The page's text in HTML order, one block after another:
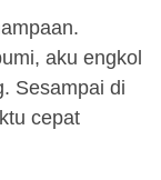
aku engkol
Sesampai di
cepat